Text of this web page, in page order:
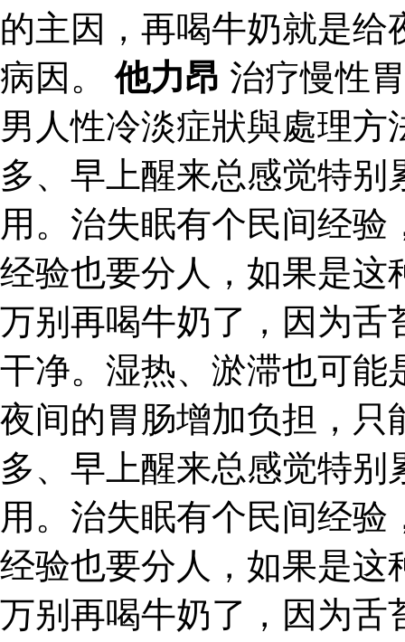
的主因，再喝牛奶就是
病因。他力昂 治疗慢性
男人性冷淡症狀與處理方
多、早上醒来总感觉特
用。治失眠有个民间经
经验也要分人，如果是这
万别再喝牛奶了，因为舌
干净。湿热、淤滞也可能
夜间的胃肠增加负担，只
多、早上醒来总感觉特
用。治失眠有个民间经
经验也要分人，如果是这
万别再喝牛奶了，因为舌